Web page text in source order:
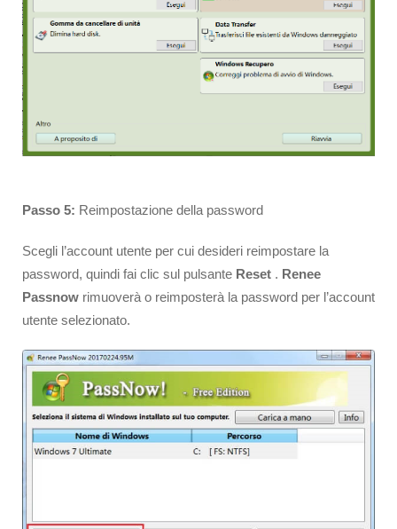
Passo 5: Reimpostazione della password
Scegli l’account utente per cui desideri reimpostare la
password, quindi fai clic sul pulsante Reset . Renee
Passnow rimuoverà o reimposterà la password per l’account
utente selezionato.